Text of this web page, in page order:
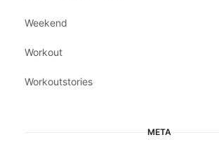
Weekend
Workout
Workoutstories
META